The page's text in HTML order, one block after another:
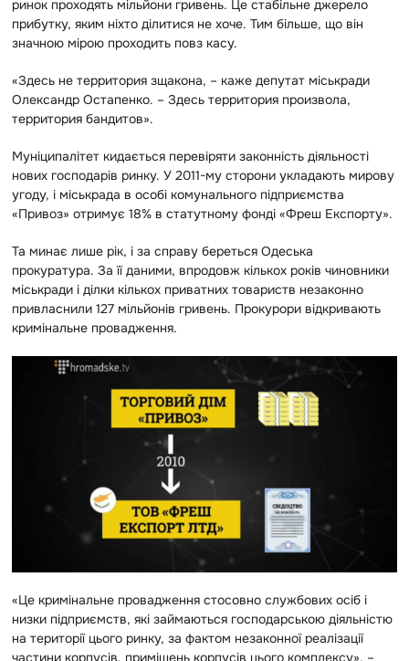
ринок проходять мільйони гривень. Це стабільне джерело
прибутку, яким ніхто ділитися не хоче. Тим більше, що він
значною мірою проходить повз касу.
«Здесь не территория зщакона, – каже депутат міськради
Олександр Остапенко. – Здесь территория произвола,
территория бандитов».
Муніципалітет кидається перевіряти законність діяльності
нових господарів ринку. У 2011-му сторони укладають мирову
угоду, і міськрада в особі комунального підприємства
«Привоз» отримує 18% в статутному фонді «Фреш Експорту».
Та минає лише рік, і за справу береться Одеська
прокуратура. За її даними, впродовж кількох років чиновники
міськради і ділки кількох приватних товариств незаконно
привласнили 127 мільйонів гривень. Прокурори відкривають
кримінальне провадження.
«Це кримінальне провадження стосовно службових осіб і
низки підприємств, які займаються господарською діяльністю
на території цього ринку, за фактом незаконної реалізації
частини корпусів, приміщень корпусів цього комплексу», –